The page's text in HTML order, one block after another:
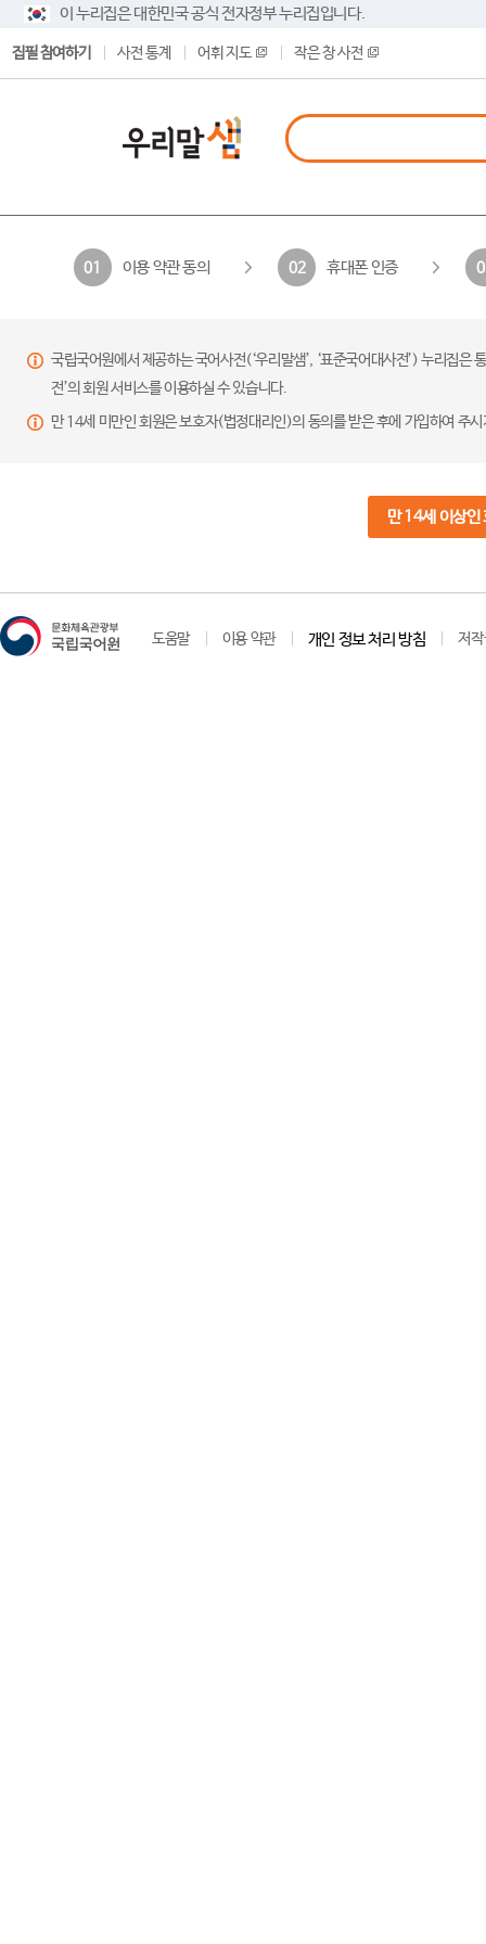
이 누리집은 대한민국 공식 전자정부 누리집입니다.
집필 참여하기 사전 통계 어휘 지도 작은 창 사전
01 이용 약관 동의 02 휴대폰 인증
국립국어원에서 제공하는 국어사전(‘우리말샘’, ‘표준국어대사전’) 누리집
전’의 회원 서비스를 이용하실 수 있습니다.
만 14세 미만인 회원은 보호자(법정대리인)의 동의를 받은 후에 가입하여 주
만 14세 이상인
도움말 이용 약관 개인 정보 처리 방침 저